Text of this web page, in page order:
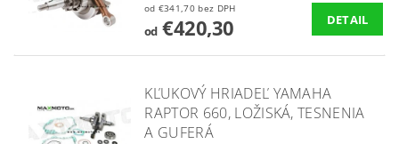
od €341,70 bez DPH
od€420,30 DETAIL
KĽUKOVÝ HRIADEĽ YAMAHA
RAPTOR 660, LOŽISKÁ, TESNENIA
A GUFERÁ